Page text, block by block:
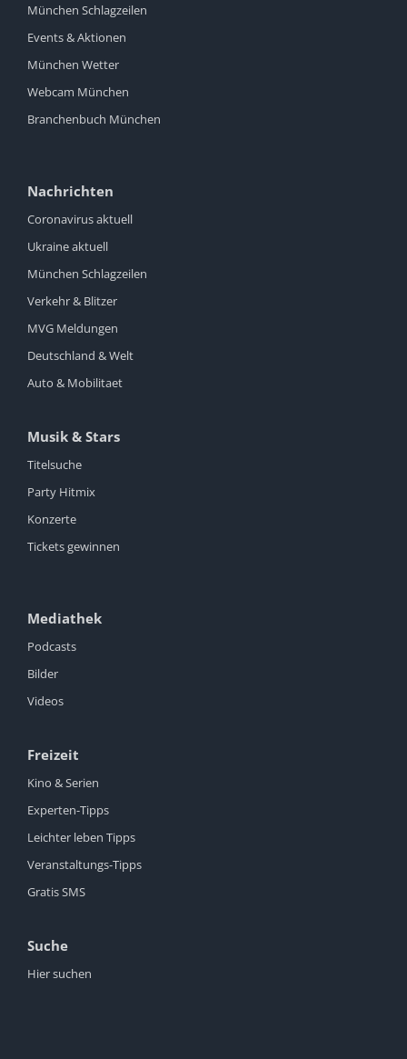
München Schlagzeilen
Events & Aktionen
München Wetter
Webcam München
Branchenbuch München
Nachrichten
Coronavirus aktuell
Ukraine aktuell
München Schlagzeilen
Verkehr & Blitzer
MVG Meldungen
Deutschland & Welt
Auto & Mobilitaet
Musik & Stars
Titelsuche
Party Hitmix
Konzerte
Tickets gewinnen
Mediathek
Podcasts
Bilder
Videos
Freizeit
Kino & Serien
Experten-Tipps
Leichter leben Tipps
Veranstaltungs-Tipps
Gratis SMS
Suche
Hier suchen